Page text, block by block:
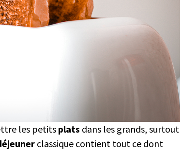
les petitsplats dans les grands, surtout
classique contient tout ce dont